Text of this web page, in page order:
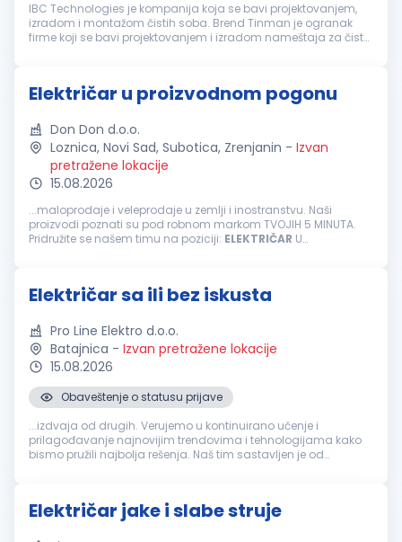
IBC Technologies je kompanija koja se bavi projektovanjem,
izradom i montažom čistih soba. Brend Tinman je ogranak
firme koji se bavi projektovanjem i izradom nameštaja za čiste
Električar u proizvodnom pogonu
Don Don d.o.o.
Loznica, Novi Sad, Subotica, Zrenjanin - Izvan
pretražene lokacije
15.08.2026
...maloprodaje i veleprodaje u zemlji i inostranstvu. Naši
proizvodi poznati su pod robnom markom TVOJIH 5 MINUTA.
Pridružite se našem timu na poziciji: ELEKTRIČAR U
Električar sa ili bez iskusta
Pro Line Elektro d.o.o.
Batajnica - Izvan pretražene lokacije
15.08.2026
Obaveštenje o statusu prijave
...izdvaja od drugih. Verujemo u kontinuirano učenje i
prilagođavanje najnovijim trendovima i tehnologijama kako
bismo pružili najbolja rešenja. Naš tim sastavljen je od
Električar jake i slabe struje